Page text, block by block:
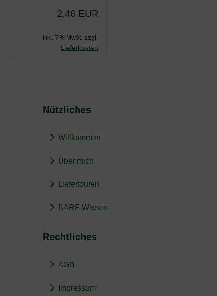
2,46 EUR
inkl. 7 % MwSt. zzgl.
Lieferkosten
Nützliches
Willkommen
Über mich
Liefertouren
BARF-Wissen
Rechtliches
AGB
Impressum